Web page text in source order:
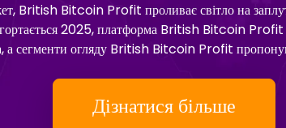
British Bitcoin Profit проливає світло на
2025, платформа British Bitcoin
а сегменти огляду British Bitcoin Profit
Дізнатися більше